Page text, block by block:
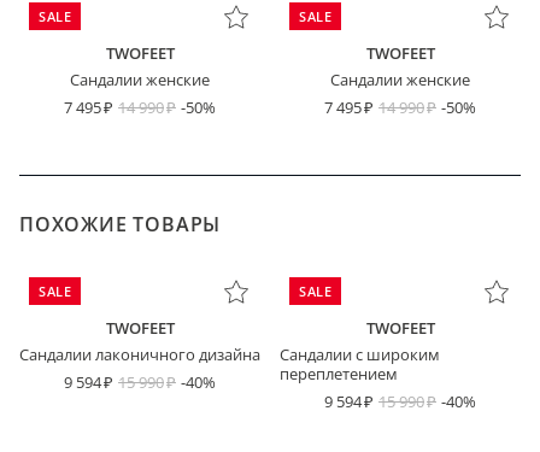
SALE
TWOFEET
Сандалии женские
7 495
14 990 -50%
SALE
TWOFEET
Сандалии женские
7 495
14 990 -50%
ПОХОЖИЕ ТОВАРЫ
SALE
TWOFEET
Сандалии лаконичного дизайна
9 594
15 990 -40%
SALE
TWOFEET
Сандалии с широким
переплетением
9 594
15 990 -40%